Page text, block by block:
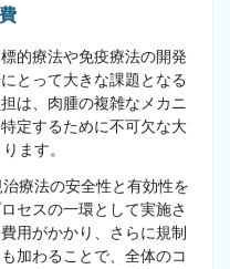
的療法や免疫療法の開発
とって大きな課題となる
は、肉腫の複雑なメカニ
定するために不可欠な大
ます。
療法の安全性と有効性を
セスの一環として実施さ
用がかかり、さらに規制
加わることで、全体のコ